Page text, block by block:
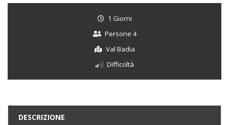
1 Giorni
Persone 4
Val Badia
Difficoltà
DESCRIZIONE